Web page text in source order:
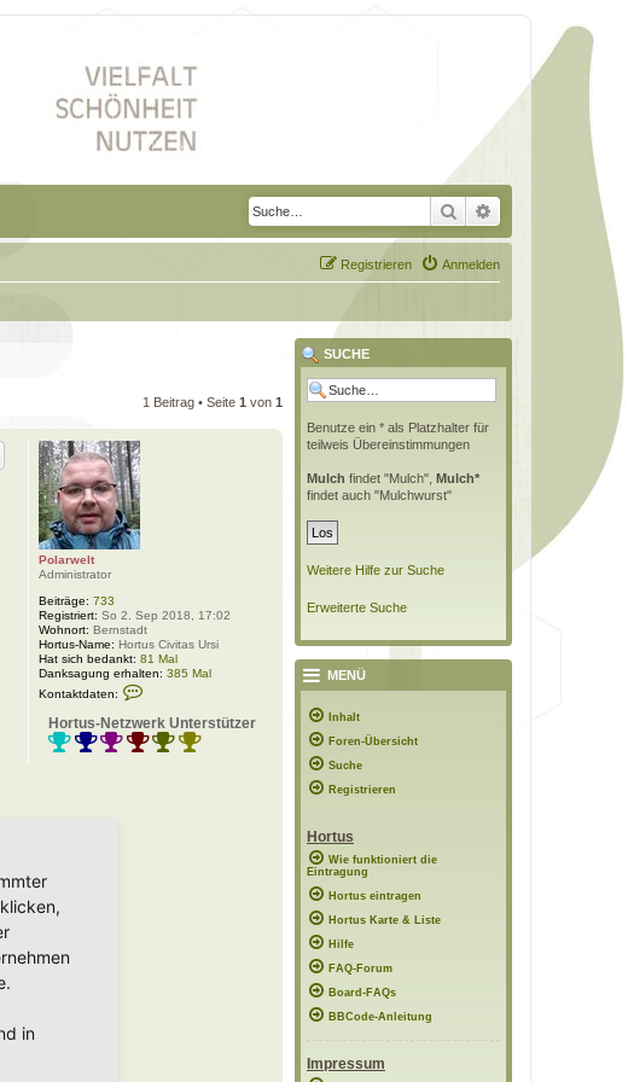
Suche Erweiterte Suche
Anmelden
Registrieren
1 Beitrag • Seite 1 von 1
Polarwelt
Administrator
Beiträge: 733
Registriert: So 2. Sep 2018, 17:02
Wohnort: Bernstadt
Hortus-Name: Hortus Civitas Ursi
Hat sich bedankt: 81 Mal
Danksagung erhalten: 385 Mal
Kontaktdaten:
t
a
Hortus-Netzwerk Unterstützer
SUCHE
Benutze ein * als Platzhalter für
teilweis Übereinstimmungen
Mulch findet "Mulch", Mulch*
findet auch "Mulchwurst"
Weitere Hilfe zur Suche
Erweiterte Suche
MENÜ
Inhalt
Foren-Übersicht
Suche
Registrieren
Hortus
Wie funktioniert die
Eintragung
Hortus eintragen
Hortus Karte & Liste
Hilfe
FAQ-Forum
Board-FAQs
BBCode-Anleitung
Impressum
in